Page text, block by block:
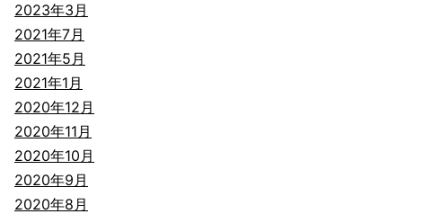
2023年3月
2021年7月
2021年5月
2021年1月
2020年12月
2020年11月
2020年10月
2020年9月
2020年8月